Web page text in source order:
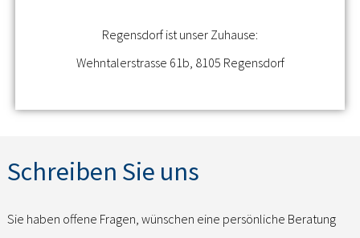
Regensdorf ist unser Zuhause:
Wehntalerstrasse 61b, 8105 Regensdorf
Schreiben Sie uns
Sie haben offene Fragen, wünschen eine persönliche Beratung